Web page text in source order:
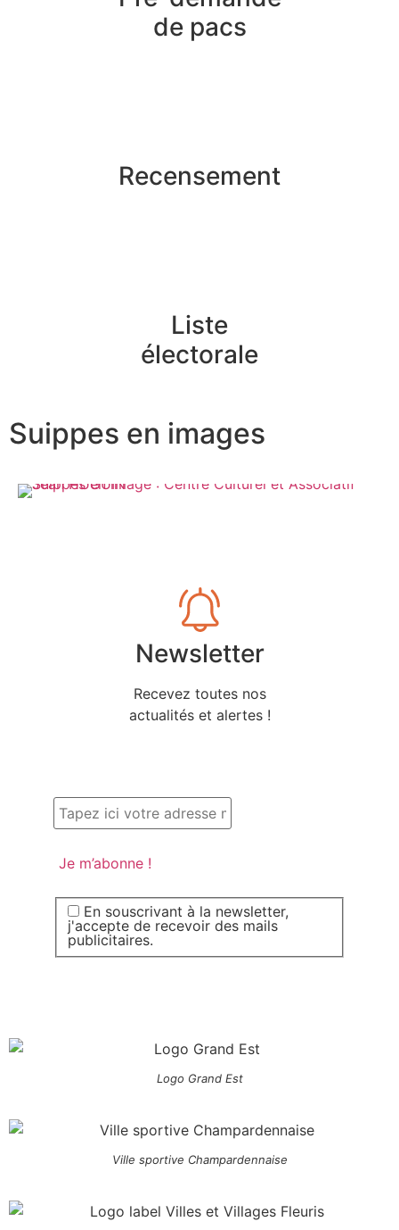
de pacs
Recensement
Liste
électorale
Suippes en images
Newsletter
Recevez toutes nos
actualités et alertes !
En souscrivant à la newsletter,
j'accepte de recevoir des mails
publicitaires.
Logo Grand Est
Ville sportive Champardennaise